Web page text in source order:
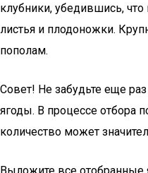
клубники, убедившись, что
листья и плодоножки.
пополам.
Совет! Не забудьте еще
ягоды. В процессе отбора
количество может